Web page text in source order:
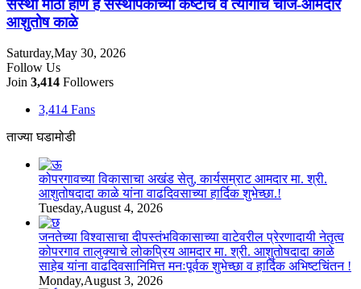
संस्था मोठी होणे हे संस्थापकांच्या कष्टाचे व त्यागाचे चीज-आमदार
आशुतोष काळे
Saturday,May 30, 2026
Follow Us
Join 3,414 Followers
3,414 Fans
ताज्या घडामोडी
कोपरगावच्या विकासाचा अखंड सेतु, कार्यसम्राट आमदार मा. श्री.
आशुतोषदादा काळे यांना वाढदिवसाच्या हार्दिक शुभेच्छा.!
Tuesday,August 4, 2026
जनतेच्या विश्वासाचा दीपस्तंभविकासाच्या वाटेवरील प्रेरणादायी नेतृत्व
कोपरगाव तालुक्याचे लोकप्रिय आमदार मा. श्री. आशुतोषदादा काळे
साहेब यांना वाढदिवसानिमित्त मनःपूर्वक शुभेच्छा व हार्दिक अभिष्टचिंतन !
Monday,August 3, 2026